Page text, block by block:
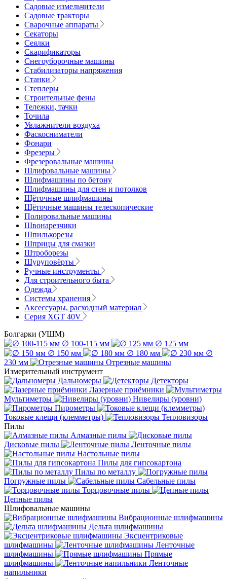
Садовые измельчители
Садовые тракторы
Сварочные аппараты
Секаторы
Сеялки
Скарификаторы
Снегоуборочные машины
Стабилизаторы напряжения
Станки
Степлеры
Строительные фены
Тележки, тачки
Точила
Увлажнители воздуха
Фаскосниматели
Фонари
Фрезеры
Фрезеровальные машины
Шлифовальные машины
Шлифмашины по бетону
Шлифмашины для стен и потолков
Щёточные шлифмашины
Щёточные машины телескопические
Полировальные машины
Швонарезчики
Шпилькорезы
Шприцы для смазки
Штроборезы
Шуруповёрты
Ручные инструменты
Для строительного быта
Одежда
Системы хранения
Аксессуары, расходный материал
Серия XGT 40V
Болгарки (УШМ)
∅ 100-115 мм
∅ 125 мм
∅ 150 мм
∅ 180 мм
∅
230 мм
Отрезные машины
Измерительный инструмент
Дальномеры
Детекторы
Лазерные приёмники
Мультиметры
Нивелиры (уровни)
Пирометры
Токовые клещи (клемметры)
Тепловизоры
Пилы
Алмазные пилы
Дисковые пилы
Ленточные пилы
Настольные пилы
Пилы для гипсокартона
Пилы по металлу
Погружные пилы
Сабельные пилы
Торцовочные пилы
Цепные пилы
Шлифовальные машины
Вибрационные шлифмашины
Дельта шлифмашины
Эксцентриковые
шлифмашины
Ленточные
шлифмашины
Прямые
шлифмашины
Ленточные
напильники